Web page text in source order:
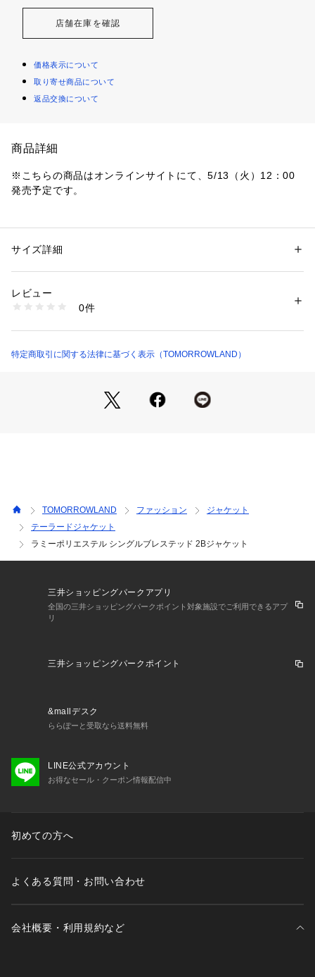
店舗在庫を確認
価格表示について
取り寄せ商品について
返品交換について
商品詳細
※こちらの商品はオンラインサイトにて、5/13（火）12：00
発売予定です。
ラミーにポリエステルをミックスする事で、より丈夫で軽量に
るジャケット素材に仕上げました。
するスラックジャケットを採用。
胸ポケットを省き、ストレートな裾カット、袖口もボタンの無
い筒袖でイージーウェアリングを可能にしました。
2025SS商品
店舗にお問い合わせの際は、下記の商品番号をお申し付けくだ
さい。
性別：メンズ
素材：表地：ポリエステル50％　ラミー50％　裏地：キュプラ
洗濯：洗濯不可、漂白不可、アイロン仕上げ可、ドライ可、ウエットクリ
商品番号：1095000019923 （モール）
サイズ詳細
レビュー
0件
特定商取引に関する法律に基づく表示（TOMORROWLAND）
TOMORROWLAND ファッション
ジャケット
テーラードジャケット
ラミーポリエステル シングルブレステッド 2Bジャケット
三井ショッピングパークアプリ
全国の三井ショッピングパークポイント対象施設でご利用できるアプ
リ
三井ショッピングパークポイント
&mallデスク
ららぽーと受取なら送料無料
LINE公式アカウント
お得なセール・クーポン情報配信中
初めての方へ
よくある質問・お問い合わせ
会社概要・利用規約など